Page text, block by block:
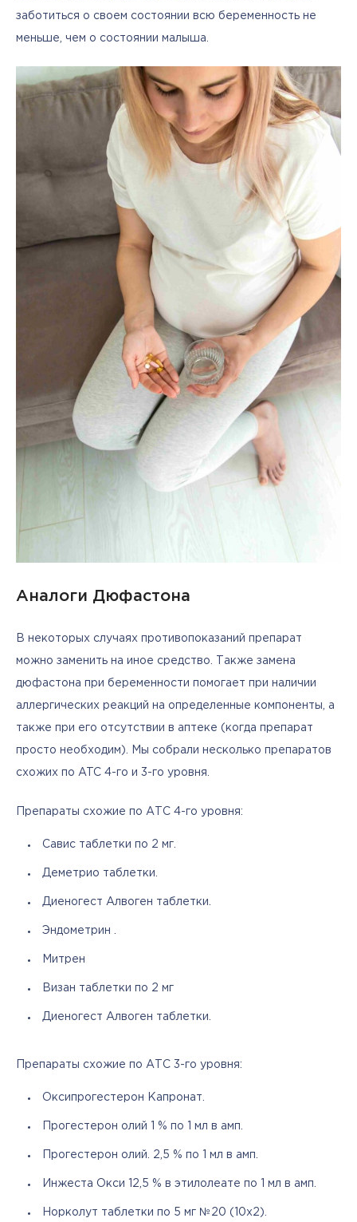
заботиться о своем состоянии всю беременность не
меньше, чем о состоянии малыша.
Аналоги Дюфастона
В некоторых случаях противопоказаний препарат
можно заменить на иное средство. Также замена
дюфастона при беременности помогает при наличии
аллергических реакций на определенные компоненты, а
также при его отсутствии в аптеке (когда препарат
просто необходим). Мы собрали несколько препаратов
схожих по ATC 4-го и 3-го уровня.
Препараты схожие по АТС 4-го уровня:
Савис таблетки по 2 мг.
Деметрио таблетки.
Диеногест Алвоген таблетки.
Эндометрин .
Митрен
Визан таблетки по 2 мг
Диеногест Алвоген таблетки.
Препараты схожие по АТС 3-го уровня:
Оксипрогестерон Капронат.
Прогестерон олий 1 % по 1 мл в амп.
Прогестерон олий. 2,5 % по 1 мл в амп.
Инжеста Окси 12,5 % в этилолеате по 1 мл в амп.
Норколут таблетки по 5 мг №20 (10х2).